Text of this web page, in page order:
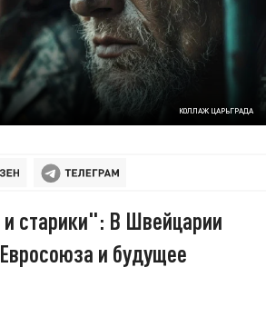
КОЛЛАЖ ЦАРЬГРАДА
старики": В Швейцарии
и будущее